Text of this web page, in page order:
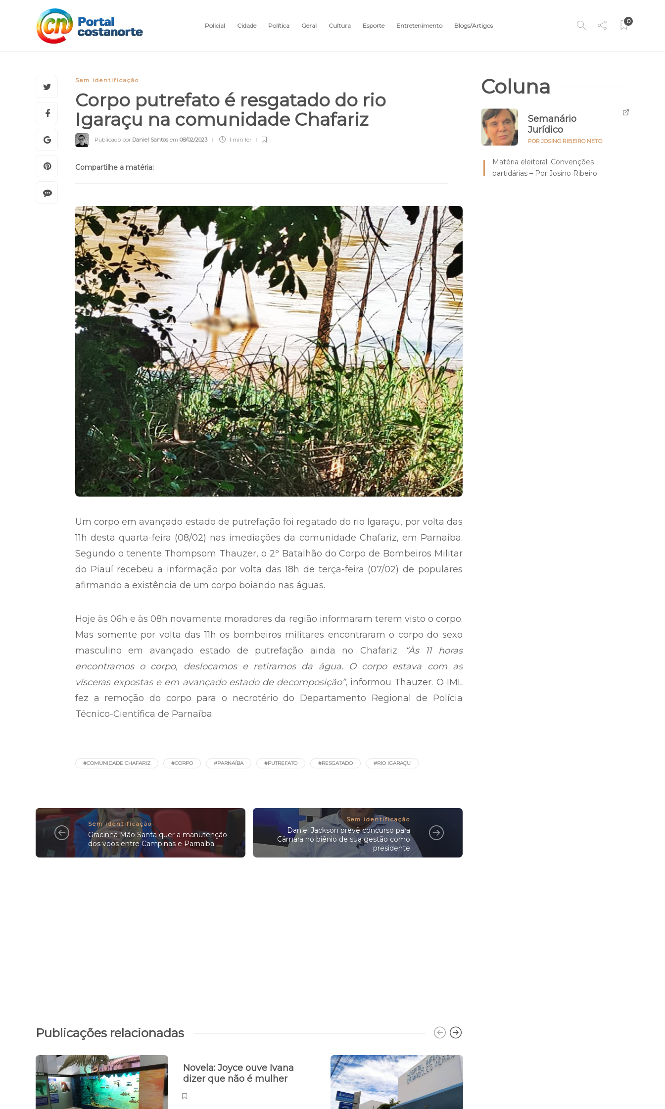
Policial Cidade Política Geral Cultura Esporte Entretenimento Blogs/Artigos
0
Sem identificação
Corpo putrefato é resgatado do rio
Igaraçu na comunidade Chafariz
Publicado por Daniel Santosem 08/02/2023 1 min ler
Compartilhe a matéria:
Um corpo em avançado estado de putrefação foi regatado do rio Igaraçu, por volta das
11h desta quarta-feira (08/02) nas imediações da comunidade Chafariz, em Parnaíba.
Segundo o tenente Thompsom Thauzer, o 2º Batalhão do Corpo de Bombeiros Militar
do Piauí recebeu a informação por volta das 18h de terça-feira (07/02) de populares
afirmando a existência de um corpo boiando nas águas.
Hoje às 06h e às 08h novamente moradores da região informaram terem visto o corpo.
Mas somente por volta das 11h os bombeiros militares encontraram o corpo do sexo
masculino em avançado estado de putrefação ainda no Chafariz.
“Às 11 horas
encontramos o corpo, deslocamos e retiramos da água. O corpo estava com as
vísceras expostas e em avançado estado de decomposição”, informou Thauzer. O IML
fez a remoção do corpo para o necrotério do Departamento Regional de Polícia
Técnico-Científica de Parnaíba.
#COMUNIDADE CHAFARIZ #CORPO #PARNAÍBA #PUTREFATO #RESGATADO #RIO IGARAÇU
Sem identificação
Gracinha Mão Santa quer a manutenção
dos voos entre Campinas e Parnaíba
Sem identificação
Daniel Jackson prevê concurso para
Câmara no biênio de sua gestão como
presidente
Publicações relacionadas
Novela: Joyce ouve Ivana
dizer que não é mulher
Coluna
Semanário
Jurídico
POR JOSINO RIBEIRO NETO
Matéria eleitoral. Convenções
partidárias – Por Josino Ribeiro